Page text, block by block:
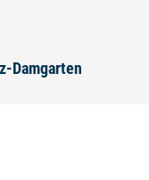
Damgarten